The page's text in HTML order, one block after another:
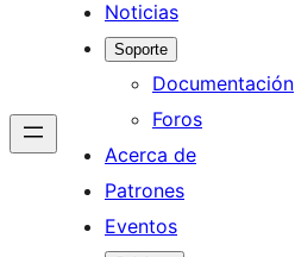
Noticias
Soporte
Documentación
Foros
Acerca de
Patrones
Eventos